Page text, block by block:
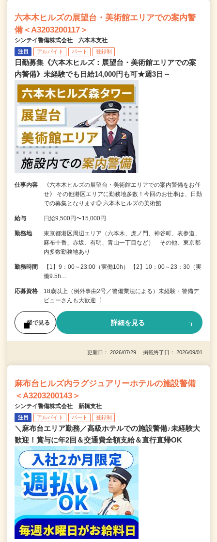
六本木ヒルズの展望台・美術館エリアでの案内警
備＜A3203200117＞
シンテイ警備株式会社 六本木支社
注目 アルバイト パート 登録制
日勤募集《六本木ヒルズ：展望台・美術館エリアでの案
内警備》未経験でも日給14,000円も可★週3日～
仕事内容
《六本木ヒルズの展望台・美術館エリアでの案内警備をお任
せ》 その他港区エリアに勤務地多数！今回のお仕事は、日勤
での募集となります◎ 六本木ヒルズの美術館…
給与 日給9,500円〜15,000円
勤務地
東京都港区周辺エリア（六本木、虎ノ門、神谷町、表参道、
麻布十番、赤坂、有明、青山一丁目など） その他、東京都
内多数勤務地あり
勤務時間
【1】9：00～23:00（実働10h） 【2】10：00～23：30（実
働9.5h…
応募資格
18歳以上（例外事由2号／警備業法による）未経験・警備デ
ビューさんも⼤歓迎︕
後で見る 詳細を見る
更新日： 2026/07/29 掲載終了日： 2026/09/01
麻布台ヒルズ内ラグジュアリーホテルの施設警備
＜A3203200143＞
シンテイ警備株式会社 新橋支社
注目 アルバイト パート 登録制
＼麻布台エリア勤務／高級ホテルでの施設警備♪未経験大
歓迎！賞与に年2回＆交通費全額支給＆直行直帰OK